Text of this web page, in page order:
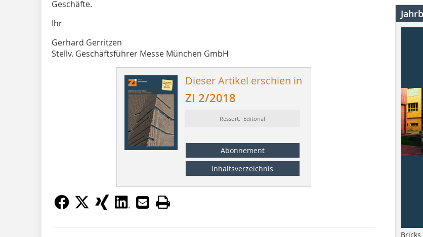
Geschäfte.
Ihr
Gerhard Gerritzen
Stellv. Geschäftsführer Messe München GmbH
Dieser Artikel erschien in
ZI 2/2018
Ressort: Editorial
Abonnement
Inhaltsverzeichnis
Bricks